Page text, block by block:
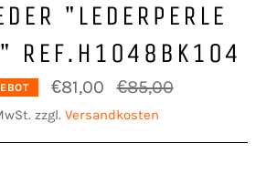
"LEDERPERLE
REF.H1048BK104
€81,00
Normaler
Preis
€85,00
zzgl. Versandkosten